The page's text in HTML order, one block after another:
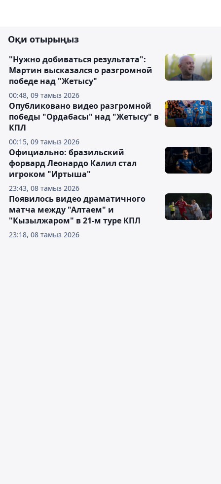
Оқи отырыңыз
00:48, 09 тамыз 2026
"Нужно добиваться результата":
Мартин высказался о разгромной
победе над "Жетысу"
00:15, 09 тамыз 2026
Опубликовано видео разгромной
победы "Ордабасы" над "Жетысу" в
КПЛ
23:43, 08 тамыз 2026
Официально: бразильский
форвард Леонардо Калил стал
игроком "Иртыша"
23:18, 08 тамыз 2026
Появилось видео драматичного
матча между "Алтаем" и
"Кызылжаром" в 21-м туре КПЛ